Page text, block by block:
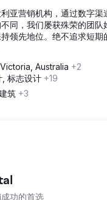
亚营销机构，通过数字渠
同，我们屡获殊荣的团队
领先地位。绝不追求短期
Australia +2
, 标志设计 +19
筑 +3
功的首选